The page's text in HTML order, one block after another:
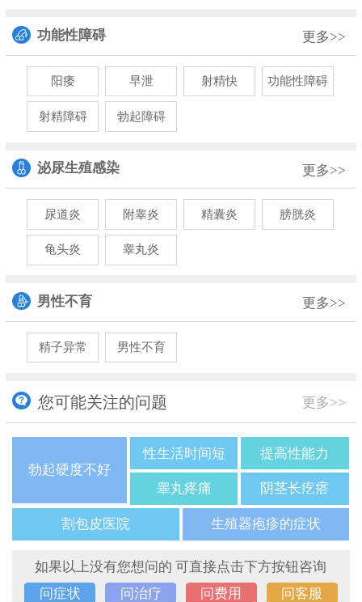
功能性障碍 更多>>
阳痿 早泄 射精快 功能性障碍
射精障碍 勃起障碍
泌尿生殖感染 更多>>
尿道炎 附睾炎 精囊炎 膀胱炎
龟头炎 睾丸炎
男性不育 更多>>
精子异常 男性不育
您可能关注的问题 更多>>
勃起硬度不好
性生活时间短 提高性能力
睾丸疼痛 阴茎长疙瘩
割包皮医院 生殖器疱疹的症状
如果以上没有您想问的 可直接点击下方按钮咨询
问症状
问治疗 问费用 问客服